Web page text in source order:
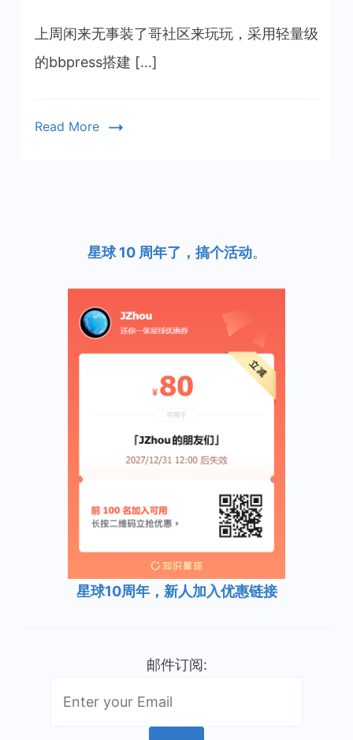
部
落
上周闲来无事装了哥社区来玩玩，采用轻量级
的bbpress搭建 […]
Read More
星球 10 周年了，搞个活动。
星球10周年，新人加入优惠链接
邮件订阅: